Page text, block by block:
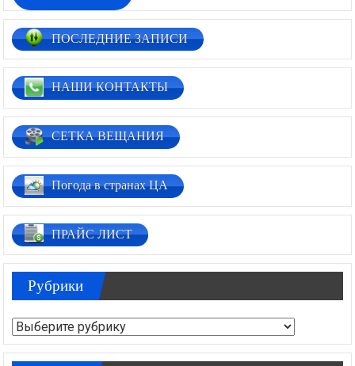
ПОСЛЕДНИЕ ЗАПИСИ
НАШИ КОНТАКТЫ
СЕТКА ВЕЩАНИЯ
Погода в странах ЦА
ПРАЙС ЛИСТ
Рубрики
Рубрики